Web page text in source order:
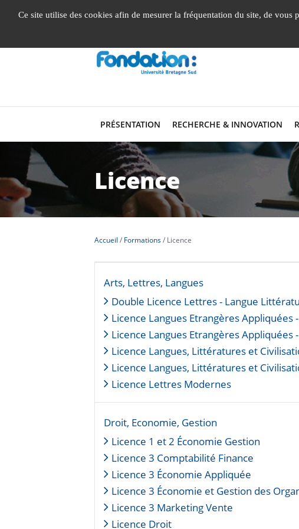
PRÉSENTATION RECHERCHE & INNOVATION
Licence
Accueil Formations Licence
Arts, Lettres, Langues
Double Licence Lettres - Langue
Licence Langues Etrangères Appliquées
Licence Langues Etrangères Appliquées
Licence Langues, Littératures et
Licence Langues, Littératures et
Licence Lettres Modernes
Droit, Economie, Gestion
Licence 1 et 2 Économie Gestion
Licence 3 Comptabilité Finance
Licence 3 Économie Appliquée
Licence 3 Économie et Gestion des
Licence 3 Marketing Vente
Licence Droit
Ce site utilise des cookies afin de mesurer la fréquentation du site, de